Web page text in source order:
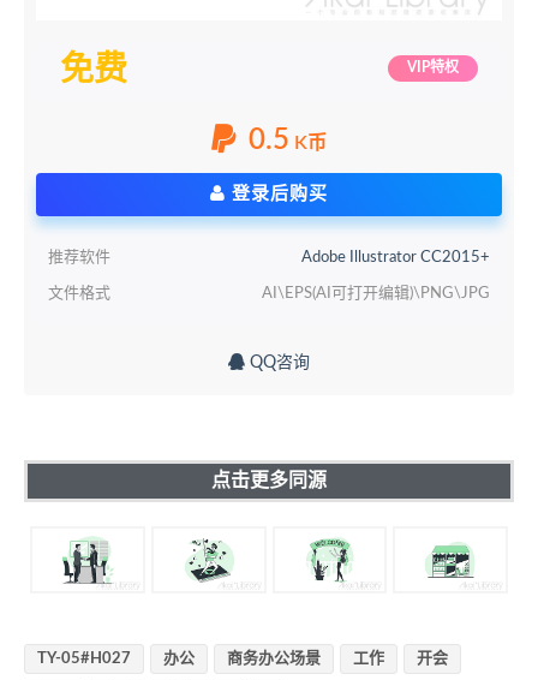
免费 VIP特权
0.5 K币
登录后购买
推荐软件 Adobe Illustrator CC2015+
文件格式 AI\EPS(AI可打开编辑)\PNG\JPG
QQ咨询
点击更多同源
TY-05#H027 办公 商务办公场景 工作 开会